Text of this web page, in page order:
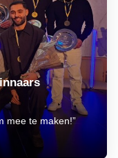
mee te maken!”